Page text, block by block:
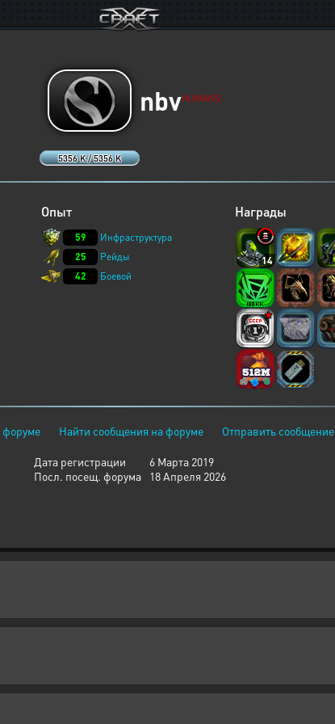
5356 K / 5356 K
nbvHUMANS
Опыт
59
Инфраструктура
25
Рейды
42
Боевой
Награды
14
форуме Найти сообщения на форуме Отправить сообщение
Дата регистрации
6 Марта 2019
Посл. посещ. форума
18 Апреля 2026